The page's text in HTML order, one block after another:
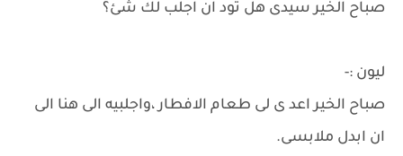
صباح الخير سيدى هل تود ان اجلب لك شئ؟
ليون :-
صباح الخير اعد ى لى طعام الافطار ،واجلبيه الى هنا الى
ان ابدل ملابسى.